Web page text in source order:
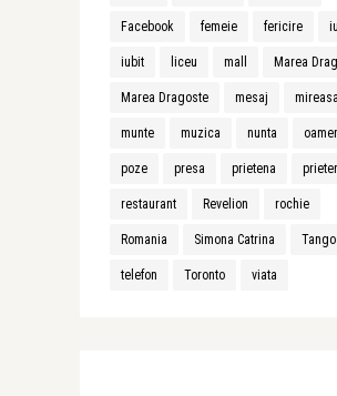
Facebook femeie fericire
iubit liceu mall Marea
Marea Dragoste mesaj mireasa
munte muzica nunta
poze presa prietena
restaurant Revelion rochie
Romania Simona Catrina Tango
telefon Toronto viata